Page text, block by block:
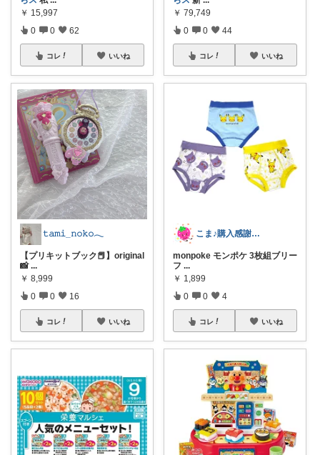
￥ 15,997
0 0 62
コレ いいね
𝚝𝚊𝚖𝚒_𝚗𝚘𝚔𝚘𓂃
【プリキットブック📕】original
📸...
￥ 8,999
0 0 16
コレ いいね
￥ 79,749
0 0 44
コレ いいね
こま♪購入感謝です6y&3y♪
monpoke モンポケ 3枚組ブリー
フ ...
￥ 1,899
0 0 4
コレ いいね